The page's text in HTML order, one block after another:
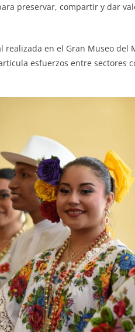
preservar, compartir y dar
realizada en el Gran Museo del
esfuerzos entre sectores